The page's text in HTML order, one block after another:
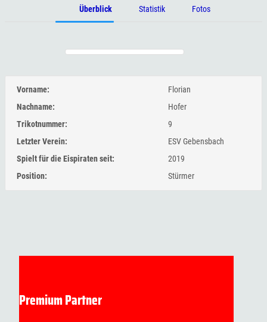
Überblick Statistik Fotos
Vorname:
Florian
Nachname:
Hofer
Trikotnummer:
9
Letzter Verein:
ESV Gebensbach
Spielt für die Eispiraten seit:
2019
Position:
Stürmer
Premium Partner